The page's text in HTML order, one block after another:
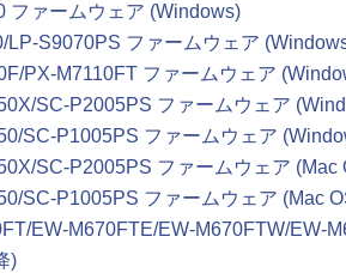
ファームウェア (Windows)
LP-S9070PS ファームウェア
PX-M7110FT ファームウェア
SC-P2005PS ファームウェア
SC-P1005PS ファームウェア
SC-P2005PS ファームウェア (Mac
SC-P1005PS ファームウェア (Mac
EW-M670FTE/EW-M670FTW/EW-
)